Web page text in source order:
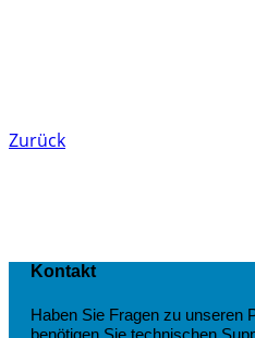
Zurück
Kontakt
Haben Sie Fragen zu unseren
benötigen Sie technischen